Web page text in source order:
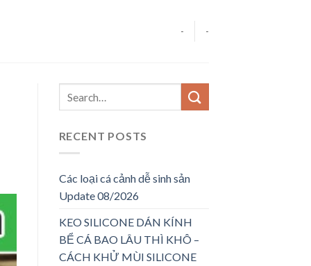
- -
RECENT POSTS
Các loại cá cảnh dễ sinh sản
Update 08/2026
KEO SILICONE DÁN KÍNH
BỂ CÁ BAO LÂU THÌ KHÔ –
CÁCH KHỬ MÙI SILICONE